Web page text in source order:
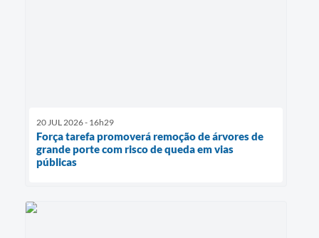
20 JUL 2026 - 16h29
Força tarefa promoverá remoção de árvores de
grande porte com risco de queda em vias
públicas